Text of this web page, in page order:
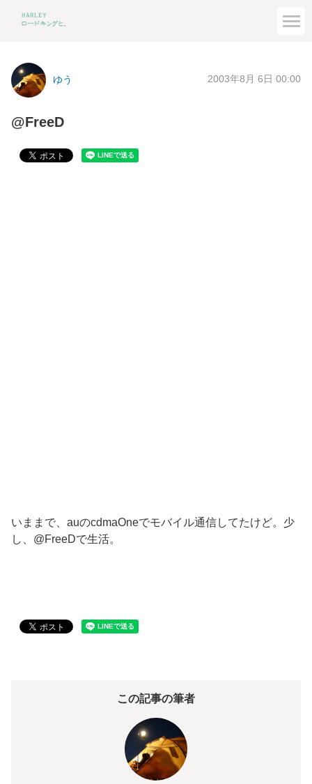
ゆう 2003年8月 6日 00:00
@FreeD
いままで、auのcdmaOneでモバイル通信してたけど。少
し、@FreeDで生活。
この記事の筆者